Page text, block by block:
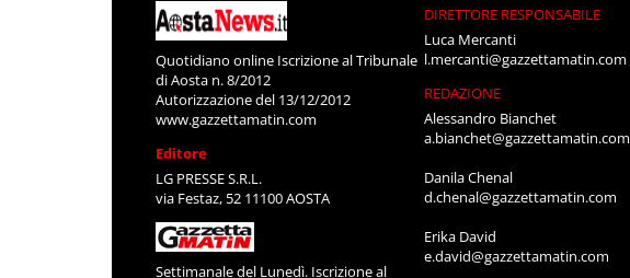
Quotidiano online Iscrizione al Tribunale
di Aosta n. 8/2012
Autorizzazione del 13/12/2012
www.gazzettamatin.com
Editore
LG PRESSE S.R.L.
via Festaz, 52 11100 AOSTA
Settimanale del Lunedì. Iscrizione al
DIRETTORE RESPONSABILE
Luca Mercanti
l.mercanti@gazzettamatin.com
REDAZIONE
Alessandro Bianchet
a.bianchet@gazzettamatin.com
Danila Chenal
d.chenal@gazzettamatin.com
Erika David
e.david@gazzettamatin.com